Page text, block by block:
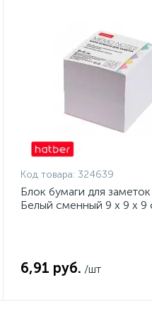
Код товара: 324639
Блок бумаги для
Белый сменный 9 x 9 x 9
6,91 руб. /шт